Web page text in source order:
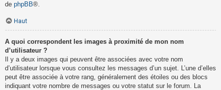
de phpBB®.
Haut
A quoi correspondent les images à proximité de mon nom
d’utilisateur ?
Il y a deux images qui peuvent être associées avec votre nom
d’utilisateur lorsque vous consultez les messages d’un sujet. L’une d’elles
peut être associée à votre rang, généralement des étoiles ou des blocs
indiquant votre nombre de messages ou votre statut sur le forum. La